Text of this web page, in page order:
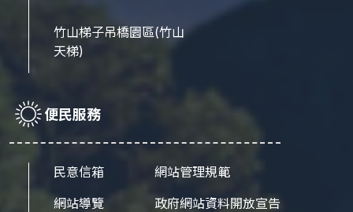
竹山梯子吊橋園區(竹山
天梯)
便民服務
民意信箱
網站導覽
網站管理規範
政府網站資料開放宣告